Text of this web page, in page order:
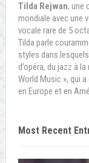
Tilda Rejwan, une
mondiale avec une
vocale rare de 5
Tilda parle
styles dans
d’opéra, du jazz à
World Music », qui
en Europe et en
Most Recent